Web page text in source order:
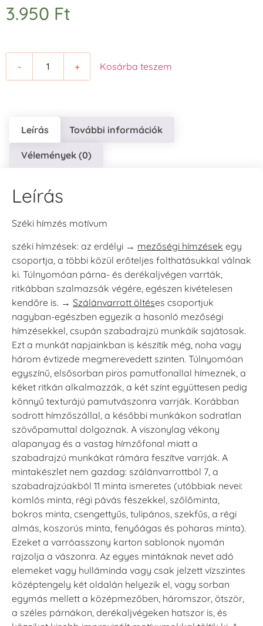
3.950 Ft
- + Kosárba teszem
Leírás További információk
Vélemények (0)
Leírás
Széki hímzés motívum
széki hímzések: az erdélyi → mezőségi hímzések egy
csoportja, a többi közül erőteljes folthatásukkal válnak
ki. Túlnyomóan párna- és derékaljvégen varrták,
ritkábban szalmazsák végére, egészen kivételesen
kendőre is. → Szálánvarrott öltéses csoportjuk
nagyban-egészben egyezik a hasonló mezőségi
hímzésekkel, csupán szabadrajzú munkáik sajátosak.
Ezt a munkát napjainkban is készítik még, noha vagy
három évtizede megmerevedett szinten. Túlnyomóan
egyszínű, elsősorban piros pamutfonallal hímeznek, a
kéket ritkán alkalmazzák, a két színt együttesen pedig
könnyű texturájú pamutvászonra varrják. Korábban
sodrott hímzőszállal, a későbbi munkákon sodratlan
szövőpamuttal dolgoznak. A viszonylag vékony
alapanyag és a vastag hímzőfonal miatt a
szabadrajzú munkákat rámára feszítve varrják. A
mintakészlet nem gazdag: szálánvarrottból 7, a
szabadrajzúakból 11 minta ismeretes (utóbbiak nevei:
komlós minta, régi pávás fészekkel, szőlőminta,
bokros minta, csengettyűs, tulipános, szekfűs, a régi
almás, koszorús minta, fenyőágas és poharas minta).
Ezeket a varróasszony karton sablonok nyomán
rajzolja a vászonra. Az egyes mintáknak nevet adó
elemeket vagy hulláminda vagy csak jelzett vízszintes
középtengely két oldalán helyezik el, vagy sorban
egymás mellett a középmezőben, háromszor, ötször,
a széles párnákon, derékaljvégeken hatszor is, és